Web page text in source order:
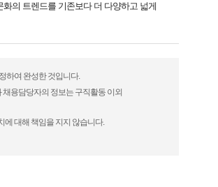
의 트렌드를 기존보다 더 다양하고 넓게
하여 완성한 것입니다.
용담당자의 정보는 구직활동 이외
에 대해 책임을 지지 않습니다.